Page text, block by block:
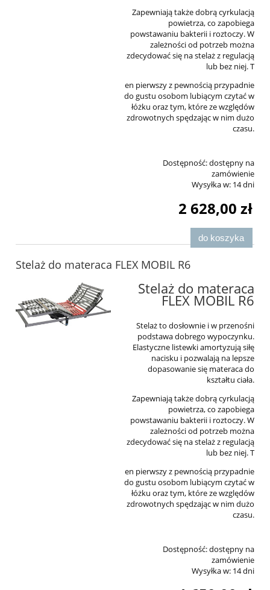
Zapewniają także dobrą cyrkulacją
powietrza, co zapobiega
powstawaniu bakterii i roztoczy. W
zależności od potrzeb można
zdecydować się na stelaż z regulacją
lub bez niej. T
en pierwszy z pewnością przypadnie
do gustu osobom lubiącym czytać w
łóżku oraz tym, które ze względów
zdrowotnych spędzając w nim dużo
czasu.
Dostępność:dostępny na
zamówienie
Wysyłka w: 14 dni
2 628,00 zł
do koszyka
Stelaż do materaca FLEX MOBIL R6
Stelaż do materaca
FLEX MOBIL R6
Stelaż to dosłownie i w przenośni
podstawa dobrego wypoczynku.
Elastyczne listewki amortyzują siłę
nacisku i pozwalają na lepsze
dopasowanie się materaca do
kształtu ciała.
Zapewniają także dobrą cyrkulacją
powietrza, co zapobiega
powstawaniu bakterii i roztoczy. W
zależności od potrzeb można
zdecydować się na stelaż z regulacją
lub bez niej. T
en pierwszy z pewnością przypadnie
do gustu osobom lubiącym czytać w
łóżku oraz tym, które ze względów
zdrowotnych spędzając w nim dużo
czasu.
Dostępność:dostępny na
zamówienie
Wysyłka w: 14 dni